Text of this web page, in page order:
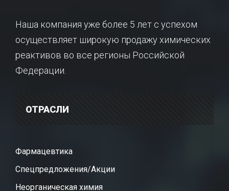
Наша компания уже более 5 лет с успехом
осуществляет широкую продажу химических
реактивов во все регионы Российской
Федерации.
ОТРАСЛИ
Фармацевтика
Спецпредложения/Акции
Неорганическая химия